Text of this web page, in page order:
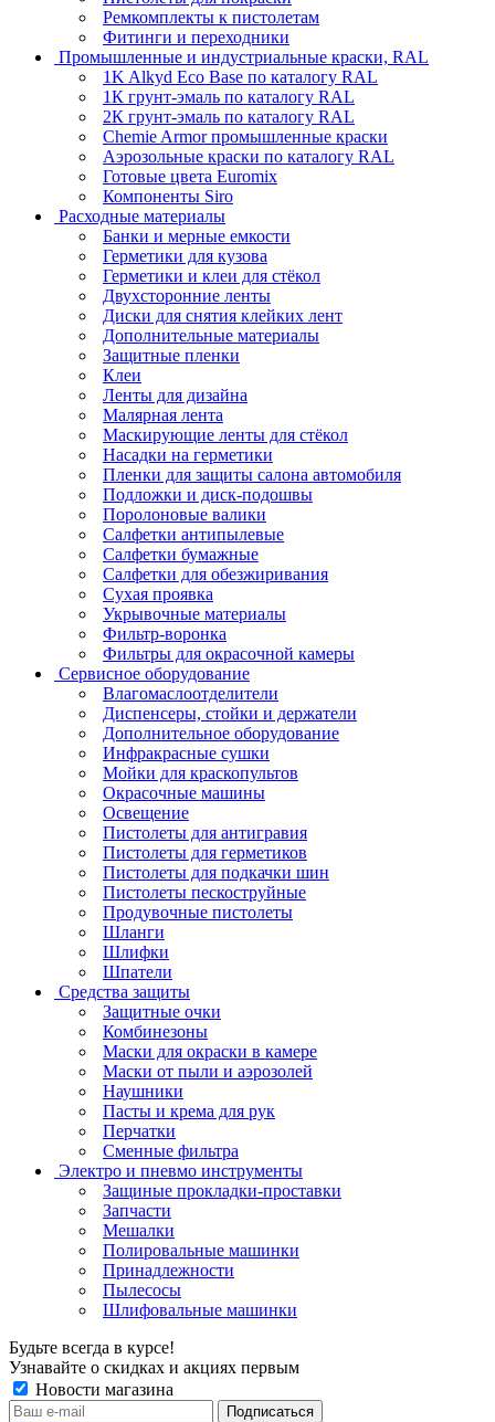
Ремкомплекты к пистолетам
Фитинги и переходники
Промышленные и индустриальные краски, RAL
1K Alkyd Eco Base по каталогу RAL
1К грунт-эмаль по каталогу RAL
2К грунт-эмаль по каталогу RAL
Chemie Armor промышленные краски
Аэрозольные краски по каталогу RAL
Готовые цвета Euromix
Компоненты Siro
Расходные материалы
Банки и мерные емкости
Герметики для кузова
Герметики и клеи для стёкол
Двухсторонние ленты
Диски для снятия клейких лент
Дополнительные материалы
Защитные пленки
Клеи
Ленты для дизайна
Малярная лента
Маскирующие ленты для стёкол
Насадки на герметики
Пленки для защиты салона автомобиля
Подложки и диск-подошвы
Поролоновые валики
Салфетки антипылевые
Салфетки бумажные
Салфетки для обезжиривания
Сухая проявка
Укрывочные материалы
Фильтр-воронка
Фильтры для окрасочной камеры
Сервисное оборудование
Влагомаслоотделители
Диспенсеры, стойки и держатели
Дополнительное оборудование
Инфракрасные сушки
Мойки для краскопультов
Окрасочные машины
Освещение
Пистолеты для антигравия
Пистолеты для герметиков
Пистолеты для подкачки шин
Пистолеты пескоструйные
Продувочные пистолеты
Шланги
Шлифки
Шпатели
Средства защиты
Защитные очки
Комбинезоны
Маски для окраски в камере
Маски от пыли и аэрозолей
Наушники
Пасты и крема для рук
Перчатки
Сменные фильтра
Электро и пневмо инструменты
Защиные прокладки-проставки
Запчасти
Мешалки
Полировальные машинки
Принадлежности
Пылесосы
Шлифовальные машинки
Будьте всегда в курсе!
Узнавайте о скидках и акциях первым
Новости магазина